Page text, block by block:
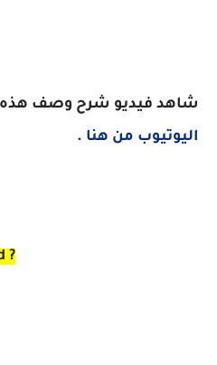
شاهد فيديو شرح وصف هذه
اليوتيوب من هنا .
?